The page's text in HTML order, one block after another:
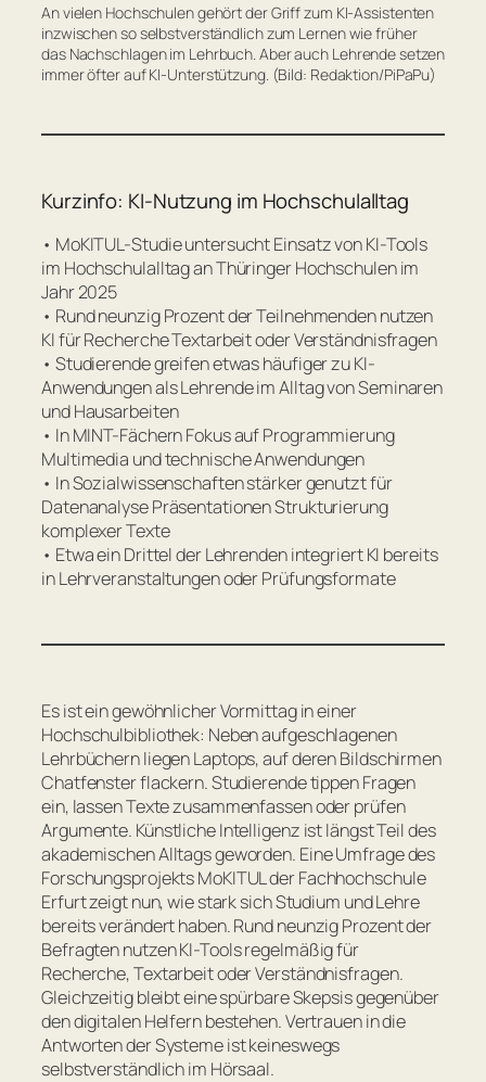
An vielen Hochschulen gehört der Griff zum KI-Assistenten
inzwischen so selbstverständlich zum Lernen wie früher
das Nachschlagen im Lehrbuch. Aber auch Lehrende setzen
immer öfter auf KI-Unterstützung. (Bild: Redaktion/PiPaPu)
Kurzinfo: KI-Nutzung im Hochschulalltag
• MoKITUL-Studie untersucht Einsatz von KI-Tools
im Hochschulalltag an Thüringer Hochschulen im
Jahr 2025
• Rund neunzig Prozent der Teilnehmenden nutzen
KI für Recherche Textarbeit oder Verständnisfragen
• Studierende greifen etwas häufiger zu KI-
Anwendungen als Lehrende im Alltag von Seminaren
und Hausarbeiten
• In MINT-Fächern Fokus auf Programmierung
Multimedia und technische Anwendungen
• In Sozialwissenschaften stärker genutzt für
Datenanalyse Präsentationen Strukturierung
komplexer Texte
• Etwa ein Drittel der Lehrenden integriert KI bereits
in Lehrveranstaltungen oder Prüfungsformate
Es ist ein gewöhnlicher Vormittag in einer
Hochschulbibliothek: Neben aufgeschlagenen
Lehrbüchern liegen Laptops, auf deren Bildschirmen
Chatfenster flackern. Studierende tippen Fragen
ein, lassen Texte zusammenfassen oder prüfen
Argumente. Künstliche Intelligenz ist längst Teil des
akademischen Alltags geworden. Eine Umfrage des
Forschungsprojekts MoKITUL der Fachhochschule
Erfurt zeigt nun, wie stark sich Studium und Lehre
bereits verändert haben. Rund neunzig Prozent der
Befragten nutzen KI-Tools regelmäßig für
Recherche, Textarbeit oder Verständnisfragen.
Gleichzeitig bleibt eine spürbare Skepsis gegenüber
den digitalen Helfern bestehen. Vertrauen in die
Antworten der Systeme ist keineswegs
selbstverständlich im Hörsaal.